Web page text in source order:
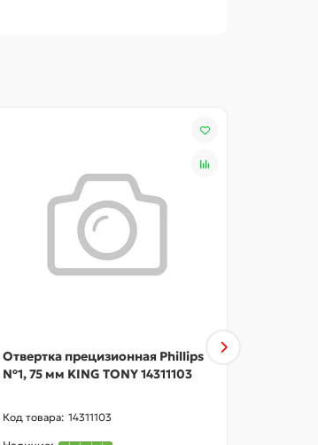
Отвертка прецизионная Phillips
№1, 75 мм KING TONY 14311103
14311103